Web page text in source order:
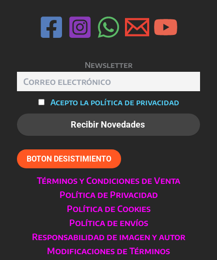
Newsletter
Acepto la política de privacidad
BOTON DESISTIMIENTO
Términos y Condiciones de Venta
Política de Privacidad
Política de Cookies
Política de envíos
Responsabilidad de imagen y autor
Modificaciones de Términos